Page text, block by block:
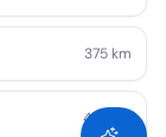
375 km
443